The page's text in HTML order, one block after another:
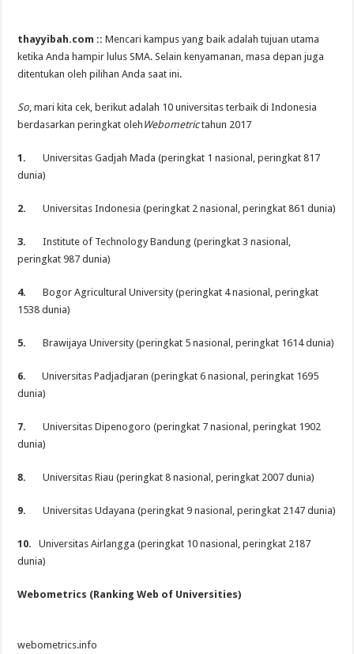
thayyibah.com ::Mencari kampus yang baik adalah tujuan utama
ketika Anda hampir lulus SMA. Selain kenyamanan, masa depan juga
ditentukan oleh pilihan Anda saat ini.
So , mari kita cek, berikut adalah 10 universitas terbaik di Indonesia
berdasarkan peringkat oleh Webometrictahun 2017
1.
Universitas Gadjah Mada (peringkat 1 nasional, peringkat 817
dunia)
2. Universitas Indonesia (peringkat 2 nasional, peringkat 861 dunia)
3.
Institute of Technology Bandung (peringkat 3 nasional,
peringkat 987 dunia)
4.
Bogor Agricultural University (peringkat 4 nasional, peringkat
1538 dunia)
5. Brawijaya University (peringkat 5 nasional, peringkat 1614 dunia)
6. Universitas Padjadjaran (peringkat 6 nasional, peringkat 1695
dunia)
7. Universitas Dipenogoro (peringkat 7 nasional, peringkat 1902
dunia)
8. Universitas Riau (peringkat 8 nasional, peringkat 2007 dunia)
9. Universitas Udayana (peringkat 9 nasional, peringkat 2147 dunia)
10.
Universitas Airlangga (peringkat 10 nasional, peringkat 2187
dunia)
Webometrics (Ranking Web of Universities)
webometrics.info